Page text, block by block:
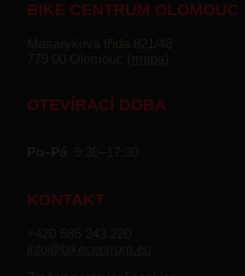
BIKE CENTRUM OLOMOUC
OTEVÍRACÍ DOBA
KONTAKT